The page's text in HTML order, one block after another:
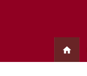
home